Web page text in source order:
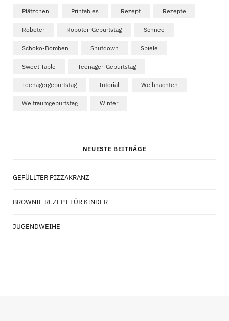
Plätzchen Printables Rezept Rezepte
Roboter Roboter-Geburtstag Schnee
Schoko-Bomben Shutdown Spiele
Sweet Table Teenager-Geburtstag
Teenagergeburtstag Tutorial Weihnachten
Weltraumgeburtstag Winter
NEUESTE BEITRÄGE
GEFÜLLTER PIZZAKRANZ
BROWNIE REZEPT FÜR KINDER
JUGENDWEIHE